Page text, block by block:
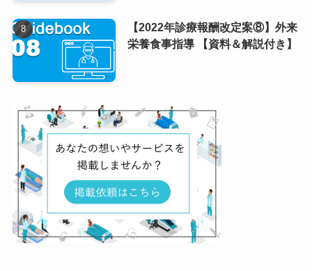
【2022年診療報酬改定案⑧】外来
栄養食事指導 【資料＆解説付き】